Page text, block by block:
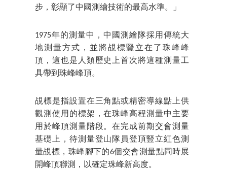
步，彰顯了中國測繪技術的最高水準。」
1975年的測量中，中國測繪隊採用傳統大
地測量方式，並將覘標豎立在了珠峰峰
頂，這也是人類歷史上首次將這種測量工
具帶到珠峰峰頂。
覘標是指設置在三角點或精密導線點上供
觀測使用的標架，在珠峰高程測量中主要
用於峰頂測量階段。在完成前期交會測量
基礎上，待測量登山隊員登頂豎立紅色測
量覘標，珠峰腳下的6個交會測量點同時展
開峰頂聯測，以確定珠峰新高度。